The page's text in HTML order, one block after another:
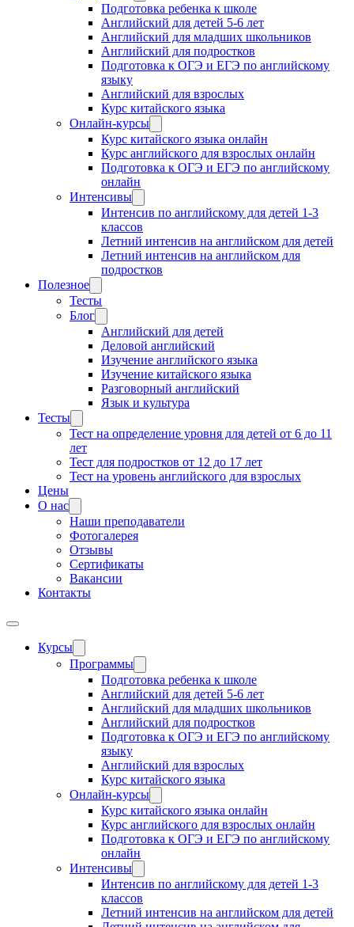
Подготовка ребенка к школе
Английский для детей 5-6 лет
Английский для младших школьников
Английский для подростков
Подготовка к ОГЭ и ЕГЭ по английскому
языку
Английский для взрослых
Курс китайского языка
Онлайн-курсы
Курс китайского языка онлайн
Курс английского для взрослых онлайн
Подготовка к ОГЭ и ЕГЭ по английскому
онлайн
Интенсивы
Интенсив по английскому для детей 1-3
классов
Летний интенсив на английском для детей
Летний интенсив на английском для
подростков
Полезное
Тесты
Блог
Английский для детей
Деловой английский
Изучение английского языка
Изучение китайского языка
Разговорный английский
Язык и культура
Тесты
Тест на определение уровня для детей от 6 до 11
лет
Тест для подростков от 12 до 17 лет
Тест на уровень английского для взрослых
Цены
О нас
Наши преподаватели
Фотогалерея
Отзывы
Сертификаты
Вакансии
Контакты
Курсы
Программы
Подготовка ребенка к школе
Английский для детей 5-6 лет
Английский для младших школьников
Английский для подростков
Подготовка к ОГЭ и ЕГЭ по английскому
языку
Английский для взрослых
Курс китайского языка
Онлайн-курсы
Курс китайского языка онлайн
Курс английского для взрослых онлайн
Подготовка к ОГЭ и ЕГЭ по английскому
онлайн
Интенсивы
Интенсив по английскому для детей 1-3
классов
Летний интенсив на английском для детей